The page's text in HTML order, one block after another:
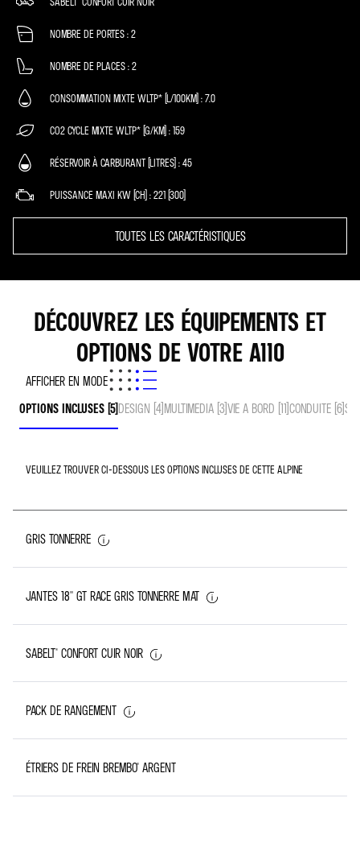
NOMBRE DE PORTES 2
NOMBRE DE PLACES 2
CONSOMMATION MIXTE WLTP* (L/100KM) 7.0
CO2 CYCLE MIXTE WLTP* (G/KM) 159
RÉSERVOIR À CARBURANT (LITRES) 45
PUISSANCE MAXI KW (CH) 221 (300)
TOUTES LES CARACTÉRISTIQUES
DÉCOUVREZ LES ÉQUIPEMENTS ET
OPTIONS DE VOTRE A110
AFFICHER EN MODE
OPTIONS INCLUSES (5)DESIGN (4) MULTIMEDIA (3) VIE A BORD (11) CONDUITE (6)
VEUILLEZ TROUVER CI-DESSOUS LES OPTIONS INCLUSES DE CETTE ALPINE
GRIS TONNERRE
JANTES 18'' GT RACE GRIS TONNERRE MAT
SABELT® CONFORT CUIR NOIR
PACK DE RANGEMENT
ÉTRIERS DE FREIN BREMBO® ARGENT